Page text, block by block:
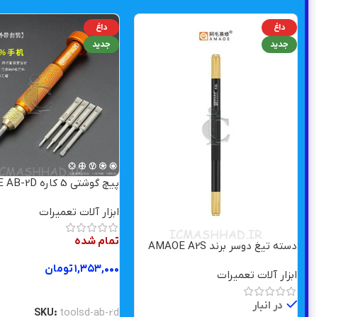
داغ
جدید
دسته تیغ دوسر برند AMAOE A2S
ابزار آلات تعمیرات
در انبار
داغ
جدید
پیچ گوشتی 5 کاره AMAOE AB-2D
ابزار آلات تعمیرات
تمام شده
۱,۳۵۳,۰۰۰تومان
SKU: toolsd-ab-2d